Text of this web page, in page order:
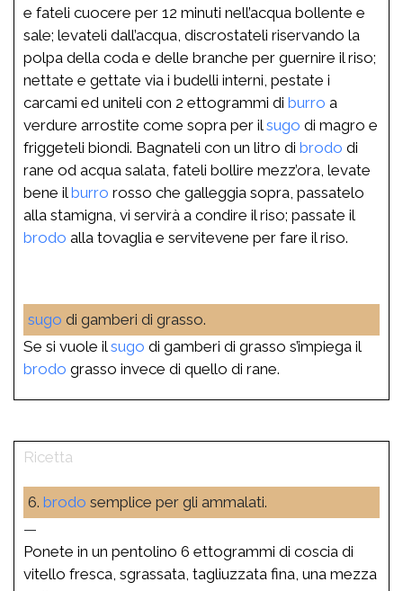
e fateli cuocere per 12 minuti nell’acqua bollente e
sale; levateli dall’acqua, discrostateli riservando la
polpa della coda e delle branche per guernire il riso;
nettate e gettate via i budelli interni, pestate i
carcami ed uniteli con 2 ettogrammi di burro a
verdure arrostite come sopra per ilsugo di magro e
friggeteli biondi. Bagnateli con un litro di brodo di
rane od acqua salata, fateli bollire mezz’ora, levate
bene ilburro rosso che galleggia sopra, passatelo
alla stamigna, vi servirà a condire il riso; passate il
brodo alla tovaglia e servitevene per fare il riso.
sugo di gamberi di grasso.
Se si vuole ilsugo di gamberi di grasso s’impiega il
brodo grasso invece di quello di rane.
6. brodo semplice per gli ammalati.
—
Ponete in un pentolino 6 ettogrammi di coscia di
vitello fresca, sgrassata, tagliuzzata fina, una mezza